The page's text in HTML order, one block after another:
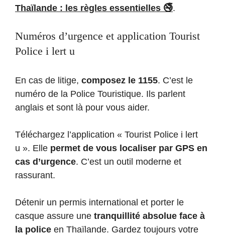
Thaïlande : les règles essentielles 🚭.
Numéros d’urgence et application Tourist
Police i lert u
En cas de litige, composez le 1155. C’est le
numéro de la Police Touristique. Ils parlent
anglais et sont là pour vous aider.
Téléchargez l’application « Tourist Police i lert
u ». Elle permet de vous localiser par GPS en
cas d’urgence. C’est un outil moderne et
rassurant.
Détenir un permis international et porter le
casque assure une tranquillité absolue face à
la police en Thaïlande. Gardez toujours votre